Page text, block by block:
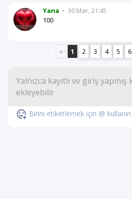
Yana • 30 Mar, 21:45
100
« 1 2 3 4 5 6
Birini etiketlemek için @ kullanın